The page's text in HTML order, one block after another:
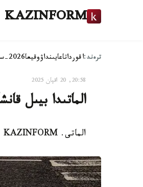
KAZINFORM
ترەند:اقورداتاعايىنداۋوقيعا2026-سايلاۋ
20:58, 20 اقپان 2025
الماتىدا بيىل
الماتى. KAZINFORM - بيىل الماتىدا 20 شاقىرىمعا جۋىق ۆەلوجول سالۋ جوسپاردا بار.